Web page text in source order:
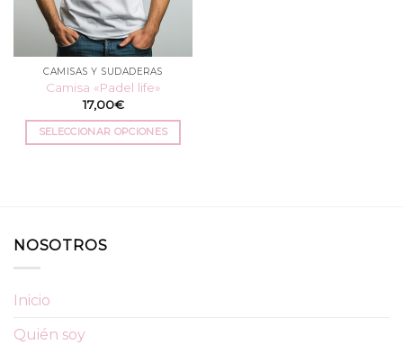
CAMISAS Y SUDADERAS
Camisa «Padel life»
17,00€
SELECCIONAR OPCIONES
Las
NOSOTROS
Inicio
Quién soy